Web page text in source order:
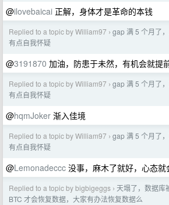
@ilovebaicai 正解，身体才是革命的本钱
Replied to a topic by William97 › gap 满 5 个月了
有点自我怀疑
@3191870 加油，防患于未然，有机会就提
Replied to a topic by William97 › gap 满 5 个月了
有点自我怀疑
@hqmJoker 渐入佳境
Replied to a topic by William97 › gap 满 5 个月了
有点自我怀疑
@Lemonadeccc 没事，麻木了就好，心态
Replied to a topic by bigbigeggs › 天塌了，数据库
BTC 才会恢复数据，大家有办法恢复数据么